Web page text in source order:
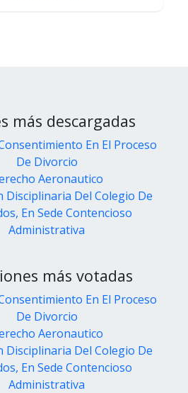
más descargadas
En El Proceso
De Divorcio
Aeronautico
Disciplinaria Del Colegio De
En Sede Contencioso
Administrativa
más votadas
En El Proceso
De Divorcio
Aeronautico
Disciplinaria Del Colegio De
En Sede Contencioso
Administrativa